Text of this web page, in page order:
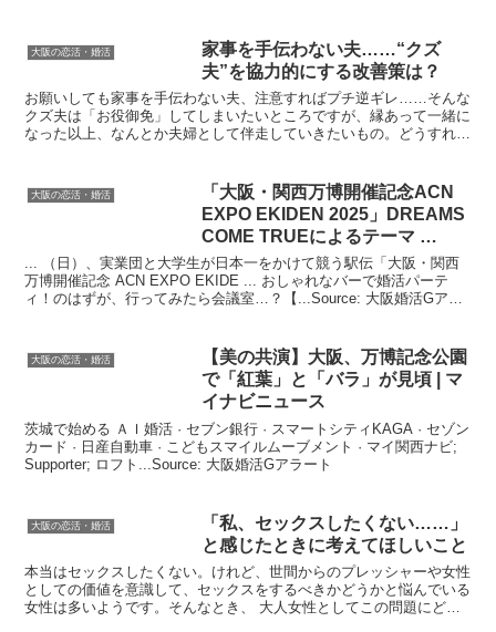
大阪の恋活・婚活
家事を手伝わない夫……“クズ
夫”を協力的にする改善策は？
お願いしても家事を手伝わない夫、注意すればプチ逆ギレ……そんな
クズ夫は「お役御免」してしまいたいところですが、縁あって一緒に
なった以上、なんとか夫婦として伴走していきたいもの。どうすれ
大阪の恋活・婚活 「 大阪 ・関西万博開催記念ACN
EXPO EKIDEN 2025」DREAMS
COME TRUEによるテーマ …
... （日）、実業団と大学生が日本一をかけて競う駅伝「大阪・関西
万博開催記念 ACN EXPO EKIDE ... おしゃれなバーで婚活パーテ
ィ！のはずが、行ってみたら会議室…？【...Source: 大阪婚活Gアラ
大阪の恋活・婚活 【美の共演】 大阪、万博記念公園
で「紅葉」と「バラ」が見頃 | マ
イナビニュース
茨城で始める ＡＩ婚活 · セブン銀行 · スマートシティKAGA · セゾン
カード · 日産自動車 · こどもスマイルムーブメント · マイ関西ナビ;
Supporter; ロフト...Source: 大阪婚活Gアラート
大阪の恋活・婚活
「私、セックスしたくない……」
と感じたときに考えてほしいこと
本当はセックスしたくない。けれど、世間からのプレッシャーや女性
としての価値を意識して、セックスをするべきかどうかと悩んでいる
女性は多いようです。そんなとき、 大人女性としてこの問題にどう